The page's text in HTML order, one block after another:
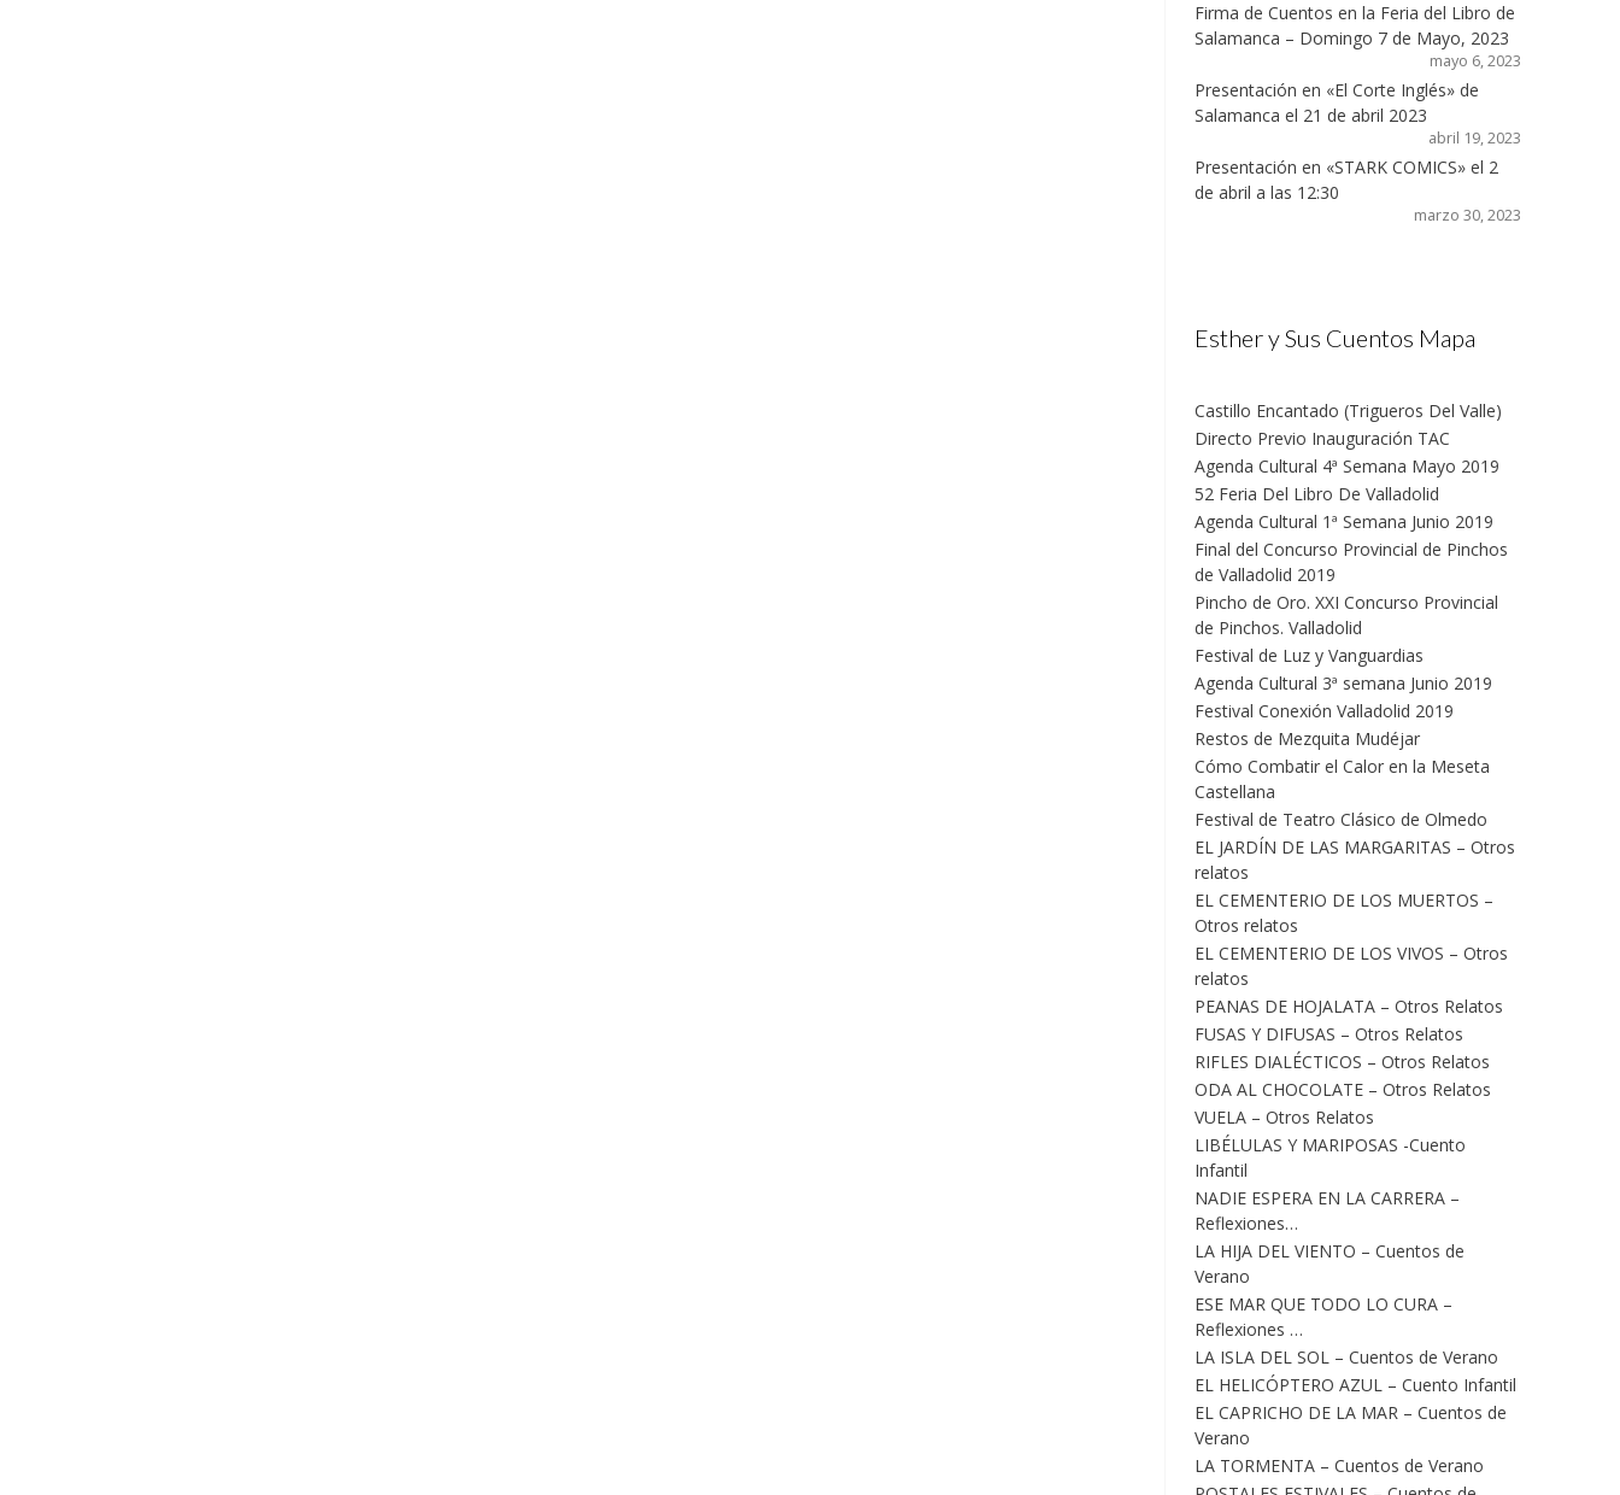
Firma de Cuentos en la Feria del Libro de
Salamanca – Domingo 7 de Mayo, 2023
mayo 6, 2023
Presentación en «El Corte Inglés» de
Salamanca el 21 de abril 2023
abril 19, 2023
Presentación en «STARK COMICS» el 2
de abril a las 12:30
marzo 30, 2023
Esther y Sus Cuentos Mapa
Castillo Encantado (Trigueros Del Valle)
Directo Previo Inauguración TAC
Agenda Cultural 4ª Semana Mayo 2019
52 Feria Del Libro De Valladolid
Agenda Cultural 1ª Semana Junio 2019
Final del Concurso Provincial de Pinchos
de Valladolid 2019
Pincho de Oro. XXI Concurso Provincial
de Pinchos. Valladolid
Festival de Luz y Vanguardias
Agenda Cultural 3ª semana Junio 2019
Festival Conexión Valladolid 2019
Restos de Mezquita Mudéjar
Cómo Combatir el Calor en la Meseta
Castellana
Festival de Teatro Clásico de Olmedo
EL JARDÍN DE LAS MARGARITAS – Otros
relatos
EL CEMENTERIO DE LOS MUERTOS –
Otros relatos
EL CEMENTERIO DE LOS VIVOS – Otros
relatos
PEANAS DE HOJALATA – Otros Relatos
FUSAS Y DIFUSAS – Otros Relatos
RIFLES DIALÉCTICOS – Otros Relatos
ODA AL CHOCOLATE – Otros Relatos
VUELA – Otros Relatos
LIBÉLULAS Y MARIPOSAS -Cuento
Infantil
NADIE ESPERA EN LA CARRERA –
Reflexiones…
LA HIJA DEL VIENTO – Cuentos de
Verano
ESE MAR QUE TODO LO CURA –
Reflexiones …
LA ISLA DEL SOL – Cuentos de Verano
EL HELICÓPTERO AZUL – Cuento Infantil
EL CAPRICHO DE LA MAR – Cuentos de
Verano
LA TORMENTA – Cuentos de Verano